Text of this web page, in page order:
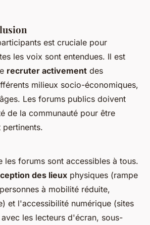
est cruciale pour
les voix sont entendues. Il est
recruter activement des
milieux socio-économiques,
Les forums publics doivent
de la communauté pour être
pertinents.
les forums sont accessibles à tous.
des lieux physiques (rampe
à mobilité réduite,
et l'accessibilité numérique (sites
les lecteurs d'écran, sous-